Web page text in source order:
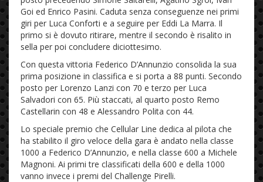
Goi ed Enrico Pasini. Caduta senza conseguenze nei primi
giri per Luca Conforti e a seguire per Eddi La Marra. Il
primo si è dovuto ritirare, mentre il secondo è risalito in
sella per poi concludere diciottesimo.
Con questa vittoria Federico D’Annunzio consolida la sua
prima posizione in classifica e si porta a 88 punti. Secondo
posto per Lorenzo Lanzi con 70 e terzo per Luca
Salvadori con 65. Più staccati, al quarto posto Remo
Castellarin con 48 e Alessandro Polita con 44.
Lo speciale premio che Cellular Line dedica al pilota che
ha stabilito il giro veloce della gara è andato nella classe
1000 a Federico D’Annunzio, e nella classe 600 a Michele
Magnoni. Ai primi tre classificati della 600 e della 1000
vanno invece i premi del Challenge Pirelli.